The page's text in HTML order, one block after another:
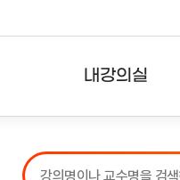
내강의실
강의리스트